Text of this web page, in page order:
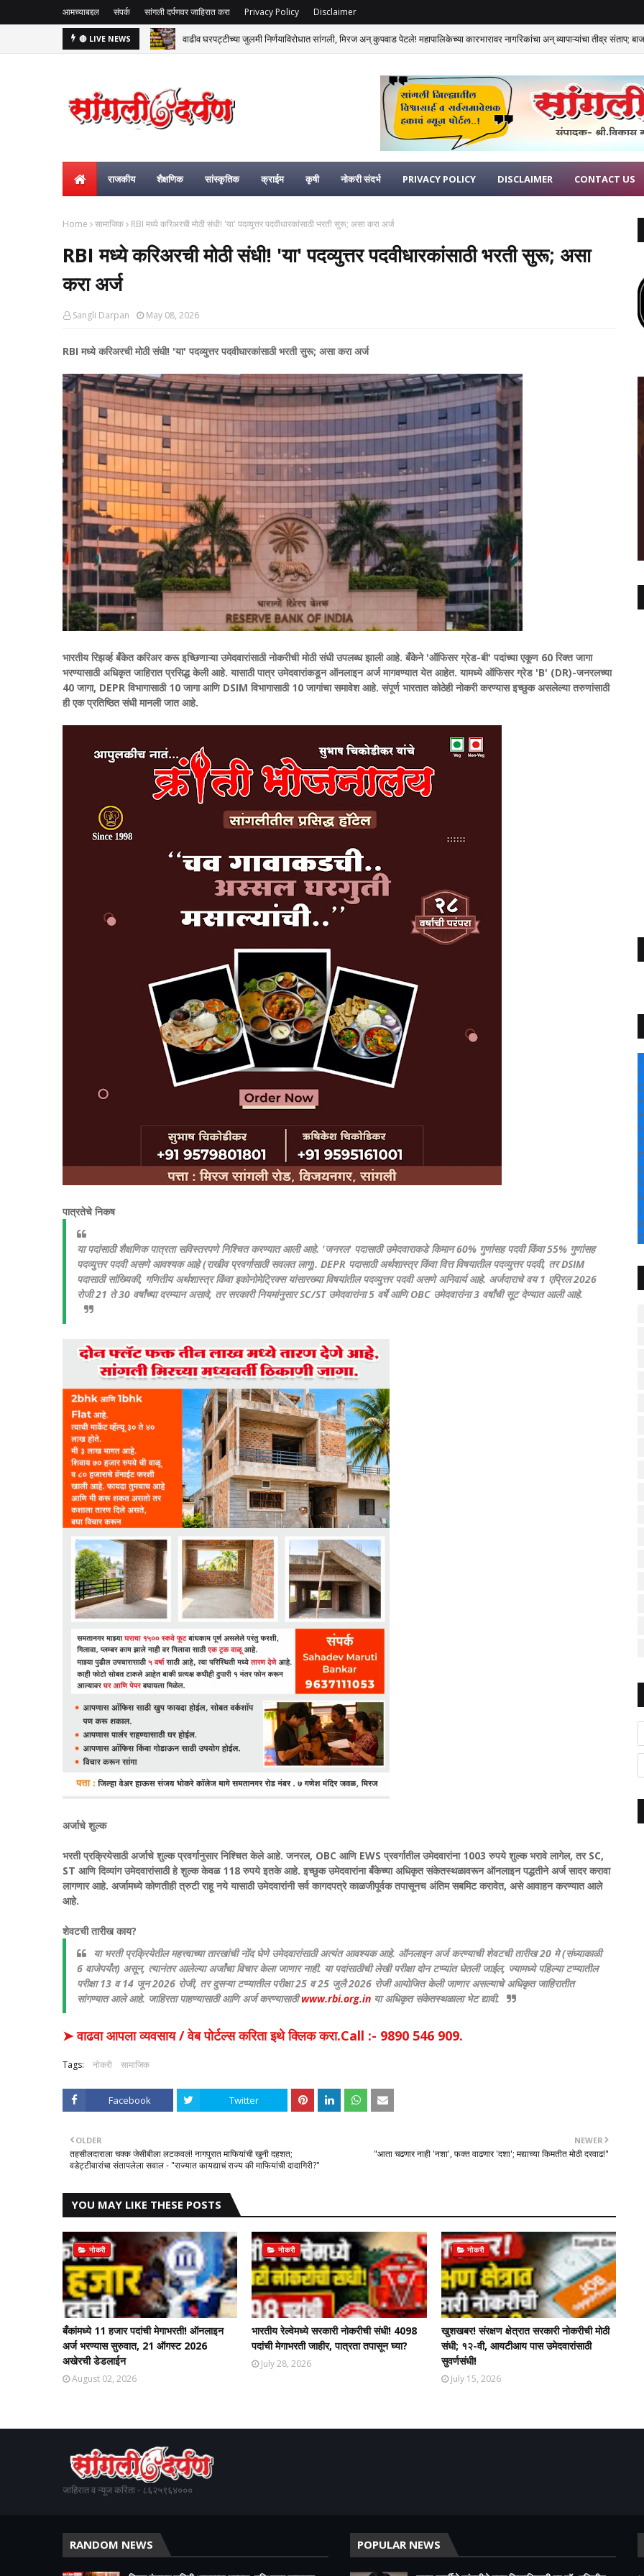
आमच्याबद्दल संपर्क सांगली दर्पणवर जाहिरात करा Privacy Policy Disclaimer
🔴 LIVE NEWS वाढीव घरपट्टीच्या जुलमी निर्णयाविरोधात सांगली, मिरज अन् कुपवाड पेटले! महापालिकेच्या कारभारावर नागरिकांचा अन् व्यापाऱ्यांचा तीव्र संताप;
राजकीय शैक्षणिक सांस्कृतिक क्राईम कृषी नोकरी संदर्भ PRIVACY POLICY DISCLAIMER CONTACT US
Home सामाजिक ​RBI मध्ये करिअरची मोठी संधी! 'या' पदव्युत्तर पदवीधारकांसाठी भरती सुरू; असा करा अर्ज
​RBI मध्ये करिअरची मोठी संधी! 'या' पदव्युत्तर पदवीधारकांसाठी भरती सुरू; असा
करा अर्ज
Sangli Darpan May 08, 2026
​RBI मध्ये करिअरची मोठी संधी! 'या' पदव्युत्तर पदवीधारकांसाठी भरती सुरू; असा करा अर्ज
भारतीय रिझर्व्ह बँकेत करिअर करू इच्छिणाऱ्या उमेदवारांसाठी नोकरीची मोठी संधी उपलब्ध झाली आहे. बँकेने 'ऑफिसर ग्रेड-बी' पदांच्या एकूण 60 रिक्त जागा
भरण्यासाठी अधिकृत जाहिरात प्रसिद्ध केली आहे. यासाठी पात्र उमेदवारांकडून ऑनलाइन अर्ज मागवण्यात येत आहेत. यामध्ये ऑफिसर ग्रेड 'B' (DR)-जनरलच्या
40 जागा, DEPR विभागासाठी 10 जागा आणि DSIM विभागासाठी 10 जागांचा समावेश आहे. संपूर्ण भारतात कोठेही नोकरी करण्यास इच्छुक असलेल्या तरुणांसाठी
ही एक प्रतिष्ठित संधी मानली जात आहे.
पात्रतेचे निकष
या पदांसाठी शैक्षणिक पात्रता सविस्तरपणे निश्चित करण्यात आली आहे. 'जनरल' पदासाठी उमेदवाराकडे किमान 60% गुणांसह पदवी किंवा 55% गुणांसह
पदव्युत्तर पदवी असणे आवश्यक आहे (राखीव प्रवर्गासाठी सवलत लागू). DEPR पदासाठी अर्थशास्त्र किंवा वित्त विषयातील पदव्युत्तर पदवी, तर DSIM
पदासाठी सांख्यिकी, गणितीय अर्थशास्त्र किंवा इकोनोमेट्रिक्स यांसारख्या विषयांतील पदव्युत्तर पदवी असणे अनिवार्य आहे. अर्जदाराचे वय 1 एप्रिल 2026
रोजी 21 ते 30 वर्षांच्या दरम्यान असावे, तर सरकारी नियमांनुसार SC/ST उमेदवारांना 5 वर्षे आणि OBC उमेदवारांना 3 वर्षांची सूट देण्यात आली आहे.
अर्जाचे शुल्क
भरती प्रक्रियेसाठी अर्जाचे शुल्क प्रवर्गानुसार निश्चित केले आहे. जनरल, OBC आणि EWS प्रवर्गातील उमेदवारांना 1003 रुपये शुल्क भरावे लागेल, तर SC,
ST आणि दिव्यांग उमेदवारांसाठी हे शुल्क केवळ 118 रुपये इतके आहे. इच्छुक उमेदवारांना बँकेच्या अधिकृत संकेतस्थळावरून ऑनलाइन पद्धतीने अर्ज सादर करावा
लागणार आहे. अर्जामध्ये कोणतीही त्रुटी राहू नये यासाठी उमेदवारांनी सर्व कागदपत्रे काळजीपूर्वक तपासूनच अंतिम सबमिट करावेत, असे आवाहन करण्यात आले
आहे.
शेवटची तारीख काय?
या भरती प्रक्रियेतील महत्त्वाच्या तारखांची नोंद घेणे उमेदवारांसाठी अत्यंत आवश्यक आहे. ऑनलाइन अर्ज करण्याची शेवटची तारीख 20 मे (संध्याकाळी
6 वाजेपर्यंत) असून, त्यानंतर आलेल्या अर्जांचा विचार केला जाणार नाही. या पदांसाठीची लेखी परीक्षा दोन टप्प्यांत घेतली जाईल, ज्यामध्ये पहिल्या टप्प्यातील
परीक्षा 13 व 14 जून 2026 रोजी, तर दुसऱ्या टप्प्यातील परीक्षा 25 व 25 जुलै 2026 रोजी आयोजित केली जाणार असल्याचे अधिकृत जाहिरातीत
सांगण्यात आले आहे. जाहिरता पाहण्यासाठी आणि अर्ज करण्यासाठीwww.rbi.org.in या अधिकृत संकेतस्थळाला भेट द्यावी.
➤ वाढवा आपला व्यवसाय / वेब पोर्टल्स करिता इथे क्लिक करा.Call :- 9890 546 909.
Tags: नोकरी सामाजिक
Facebook Twitter
NEWER
​"आता चढणार नाही 'नशा', फक्त वाढणार 'दशा'; मद्याच्या किमतीत मोठी दरवाढ!"
OLDER
तहसीलदाराला चक्क जेसीबीला लटकवलं! नागपुरात माफियांची खुनी दहशत;
वडेट्टीवारांचा संतापलेला सवाल - "राज्यात कायद्याचं राज्य की माफियांची दादागिरी?"
YOU MAY LIKE THESE POSTS
नोकरी
बँकांमध्ये 11 हजार पदांची मेगाभरती! ऑनलाइन
अर्ज भरण्यास सुरुवात, 21 ऑगस्ट 2026
अखेरची डेडलाईन
August 02, 2026
नोकरी
भारतीय रेल्वेमध्ये सरकारी नोकरीची संधी! 4098
पदांची मेगाभरती जाहीर, पात्रता तपासून घ्या?
July 28, 2026
नोकरी
खुशखबर! संरक्षण क्षेत्रात सरकारी नोकरीची मोठी
संधी; १२-वी, आयटीआय पास उमेदवारांसाठी
सुवर्णसंधी!
July 15, 2026
+
°
C
+
+
जाहिरात व न्यूज करिता - ८६२५९६४०००
RANDOM NEWS POPULAR NEWS